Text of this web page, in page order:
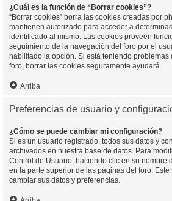
¿Cuál es la función de “Borrar cookies”?
“Borrar cookies” borra las cookies creadas por
mantienen autorizado para acceder a
identificado al mismo. Las cookies proveen
seguimiento de la navegación del foro por el
habilitado la opción. Si está teniendo problemas
foro, borrar las cookies seguramente ayudará.
Arriba
Preferencias de usuario y
¿Cómo se puede cambiar mi configuración?
Si es un usuario registrado, todos sus datos y
archivados en nuestra base de datos. Para
Control de Usuario; haciendo clic en su nombre
en la parte superior de las páginas del foro.
cambiar sus datos y preferencias.